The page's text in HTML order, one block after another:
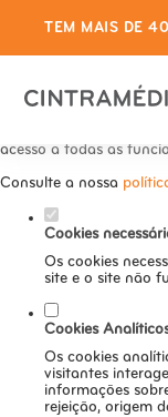
Defina as
cookies
Este website utiliza
acesso a todas as
Consulte a nossa
Cookies
Os cookies
site e o site não
Cookies
Os cookies
visitantes
informações
rejeição, origem
TEM MAIS DE